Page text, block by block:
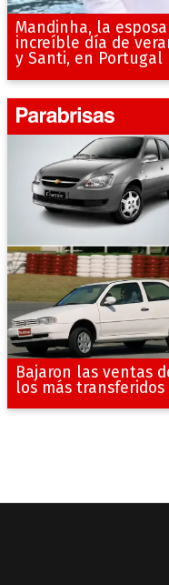
Mandinha, la
increíble día de
y Santi, en Portugal
Bajaron las ventas
los más transferidos